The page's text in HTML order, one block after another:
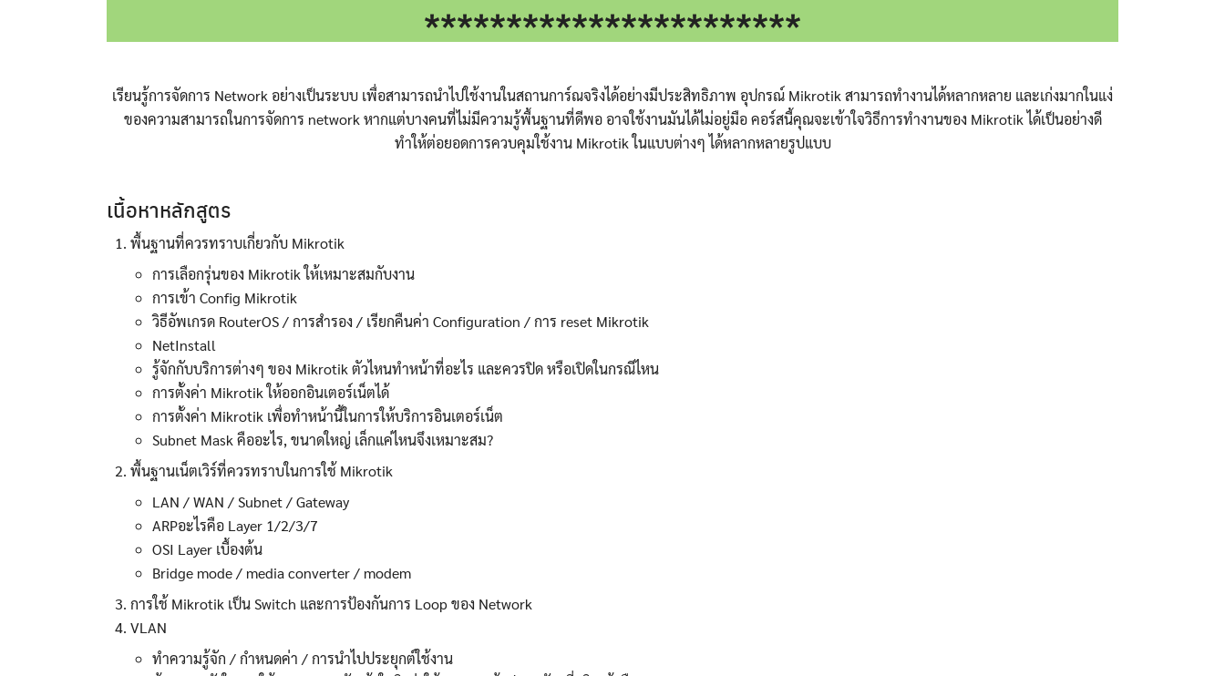
Search
***********************
เรียนรู้การจัดการ Network อย่างเป็นระบบ เพื่อสามารถนำไปใช้งานในสถานการ์ณจริงได้อย่างมีประสิทธิภาพ อุปกรณ์ Mikrotik สามารถทำงานได้หลากหลาย และเก่งมากในแง่
ของความสามารถในการจัดการ network หากแต่บางคนที่ไม่มีความรู้พื้นฐานที่ดีพอ อาจใช้งานมันได้ไม่อยู่มือ คอร์สนี้คุณจะเข้าใจวิธีการทำงานของ Mikrotik ได้เป็นอย่างดี
ทำให้ต่อยอดการควบคุมใช้งาน Mikrotik ในแบบต่างๆ ได้หลากหลายรูปแบบ
เนื้อหาหลักสูตร
พื้นฐานที่ควรทราบเกี่ยวกับ Mikrotik
การเลือกรุ่นของ Mikrotik ให้เหมาะสมกับงาน
การเข้า Config Mikrotik
วิธีอัพเกรด RouterOS / การสำรอง / เรียกคืนค่า Configuration / การ reset Mikrotik
NetInstall
รู้จักกับบริการต่างๆ ของ Mikrotik ตัวไหนทำหน้าที่อะไร และควรปิด หรือเปิดในกรณีไหน
การตั้งค่า Mikrotik ให้ออกอินเตอร์เน็ตได้
การตั้งค่า Mikrotik เพื่อทำหน้านี้ในการให้บริการอินเตอร์เน็ต
Subnet Mask คืออะไร, ขนาดใหญ่ เล็กแค่ไหนจึงเหมาะสม?
พื้นฐานเน็ตเวิร์ที่ควรทราบในการใช้ Mikrotik
LAN / WAN / Subnet / Gateway
ARPอะไรคือ Layer 1/2/3/7
OSI Layer เบื้องต้น
Bridge mode / media converter / modem
การใช้ Mikrotik เป็น Switch และการป้องกันการ Loop ของ Network
VLAN
ทำความรู้จัก / กำหนดค่า / การนำไปประยุกต์ใช้งาน